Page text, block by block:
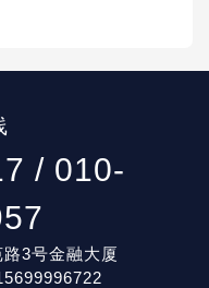
/ 010-
3号金融大厦